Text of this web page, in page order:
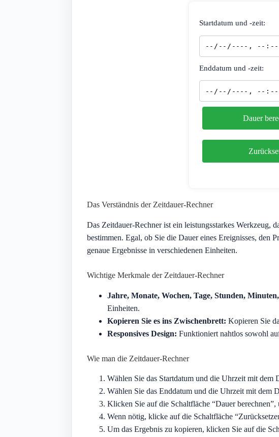
Startdatum und -zeit:
Enddatum und -zeit:
Dauer
Das Verständnis der Zeitdauer-Rechner
Das Zeitdauer-Rechner ist ein leistungsstarkes Werkzeug,
bestimmen. Egal, ob Sie die Dauer eines Ereignisses, den
genaue Ergebnisse in verschiedenen Einheiten.
Wichtige Merkmale der Zeitdauer-Rechner
Jahre, Monate, Wochen, Tage, Stunden,
Einheiten.
Kopieren Sie es ins Zwischenbrett: Kopieren Sie
Responsives Design: Funktioniert nahtlos sowohl
Wie man die Zeitdauer-Rechner
Wählen Sie das Startdatum und die Uhrzeit mit dem
Wählen Sie das Enddatum und die Uhrzeit mit dem
Klicken Sie auf die Schaltfläche “Dauer berechnen”,
Wenn nötig, klicke auf die Schaltfläche
Um das Ergebnis zu kopieren, klicken Sie auf die